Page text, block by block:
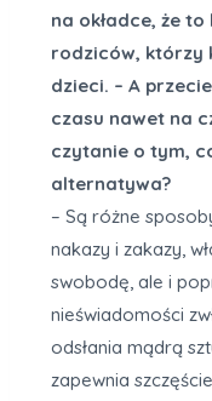
na okładce, że
rodziców, którzy
dzieci. – A
czasu nawet na
czytanie o tym,
alternatywa?
– Są różne
nakazy i zakazy,
swobodę, ale i
nieświadomości
odsłania mądrą
zapewnia